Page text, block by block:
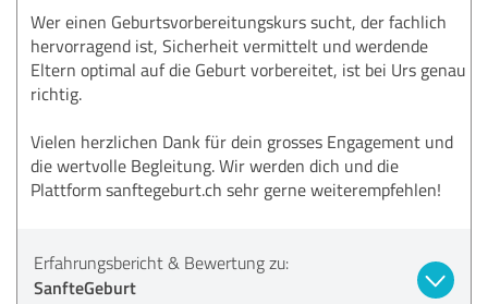
Wer einen Geburtsvorbereitungskurs sucht, der fachlich
hervorragend ist, Sicherheit vermittelt und werdende
Eltern optimal auf die Geburt vorbereitet, ist bei Urs genau
richtig.
Vielen herzlichen Dank für dein grosses Engagement und
die wertvolle Begleitung. Wir werden dich und die
Plattform sanftegeburt.ch sehr gerne weiterempfehlen!
Erfahrungsbericht & Bewertung zu:
SanfteGeburt